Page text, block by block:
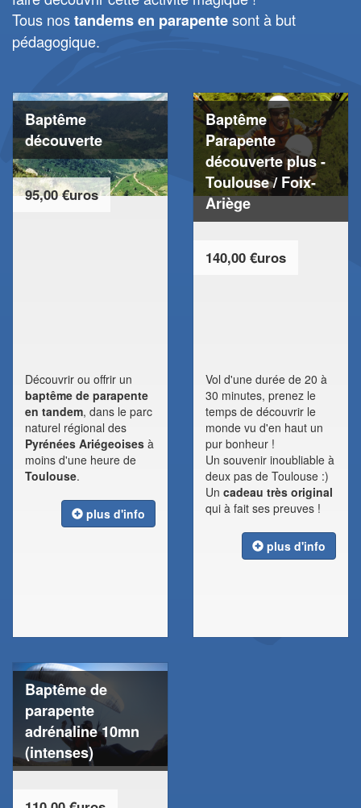
Tous nostandems en parapentesont à but
pédagogique.
Baptême
découverte
95,00 €uros
Découvrir ou offrir un
baptême de parapente
en tandem, dans le parc
naturel régional des
Pyrénées Ariégeoises à
moins d'une heure de
Toulouse.
plus d'info
Baptême
Parapente
découverte plus -
Toulouse / Foix-
Ariège
140,00 €uros
Vol d'une durée de 20 à
30 minutes, prenez le
temps de découvrir le
monde vu d'en haut un
pur bonheur !
Un souvenir inoubliable à
deux pas de Toulouse :)
Un cadeau très original
qui à fait ses preuves !
plus d'info
Baptême de
parapente
adrénaline 10mn
(intenses)